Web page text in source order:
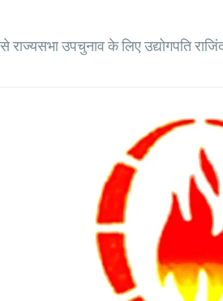
उपचुनाव के लिए उद्योगपति